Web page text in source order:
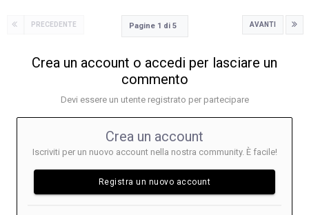
PRECEDENTE AVANTI
Pagine 1 di 5
Crea un account o accedi per lasciare un
commento
Devi essere un utente registrato per partecipare
Crea un account
Iscriviti per un nuovo account nella nostra community. È facile!
Registra un nuovo account